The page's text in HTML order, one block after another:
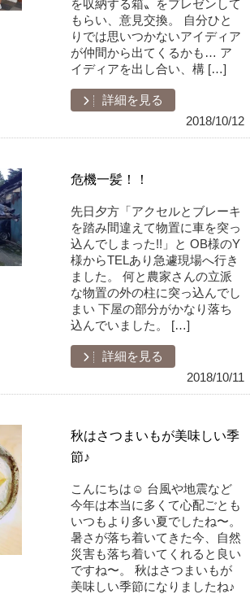
を収納する箱〟をプレゼンして
もらい、意見交換。 自分ひと
りでは思いつかないアイディア
が仲間から出てくるかも… ア
イディアを出し合い、構 […]
詳細を見る
2018/10/12
危機一髪！！
先日夕方「アクセルとブレーキ
を踏み間違えて物置に車を突っ
込んでしまった!!」と OB様のY
様からTELあり急遽現場へ行き
ました。 何と農家さんの立派
な物置の外の柱に突っ込んでし
まい 下屋の部分がかなり落ち
込んでいました。 […]
詳細を見る
2018/10/11
秋はさつまいもが美味しい季
節♪
こんにちは☺︎ 台風や地震など
今年は本当に多くて心配ごとも
いつもより多い夏でしたね〜。
暑さが落ち着いてきた今、自然
災害も落ち着いてくれると良い
ですね〜。 秋はさつまいもが
美味しい季節になりましたね♪